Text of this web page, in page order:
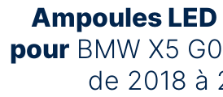
Ampoules
pourBMW X5
de 2018 à